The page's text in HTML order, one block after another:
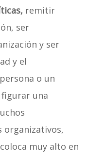
remitir
ser
y ser
y el
o un
una
organizativos,
muy alto en